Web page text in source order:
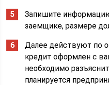
Запишите
заемщике, размере
Далее действуют по
кредит оформлен с
необходимо
планируется